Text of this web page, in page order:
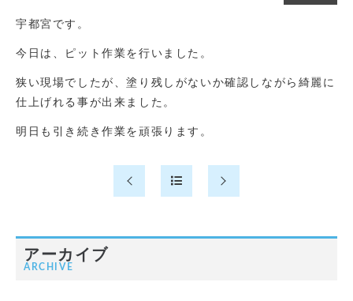
宇都宮です。
今日は、ピット作業を行いました。
狭い現場でしたが、塗り残しがないか確認しながら綺麗に
仕上げれる事が出来ました。
明日も引き続き作業を頑張ります。
アーカイブ
ARCHIVE